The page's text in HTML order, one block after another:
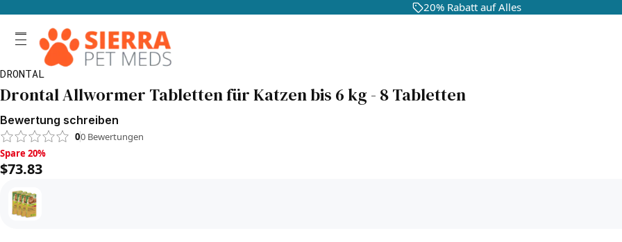
20% Rabatt auf Alles
DRONTAL
Drontal Allwormer Tabletten für Katzen bis 6 kg - 8 Tabletten
Bewertung schreiben
00 Bewertungen
Spare 20%, $73.83
Spare 20%
$73.83